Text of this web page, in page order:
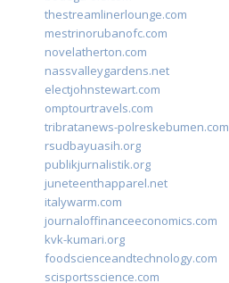
thestreamlinerlounge.com
mestrinorubanofc.com
novelatherton.com
nassvalleygardens.net
electjohnstewart.com
omptourtravels.com
tribratanews-polreskebumen.com
rsudbayuasih.org
publikjurnalistik.org
juneteenthapparel.net
italywarm.com
journaloffinanceeconomics.com
kvk-kumari.org
foodscienceandtechnology.com
scisportsscience.com